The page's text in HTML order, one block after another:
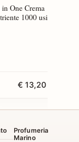
One Crema
1000 usi 350 ml
€ 13,20
Profumeria
Marino